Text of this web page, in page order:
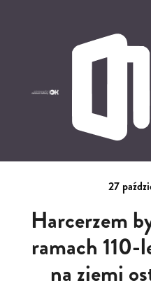
'
0,00
52
27
Harcerzem
ramach 110-
na ziemi